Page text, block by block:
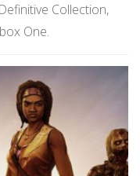
Collection,
One.